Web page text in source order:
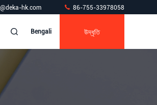
hk.com 86-755-33978058
Bengali উদ্ধৃতি